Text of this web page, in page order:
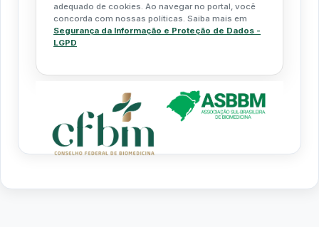
adequado de cookies. Ao navegar no portal, você
concorda com nossas políticas. Saiba mais em
Segurança da Informação e Proteção de Dados -
LGPD